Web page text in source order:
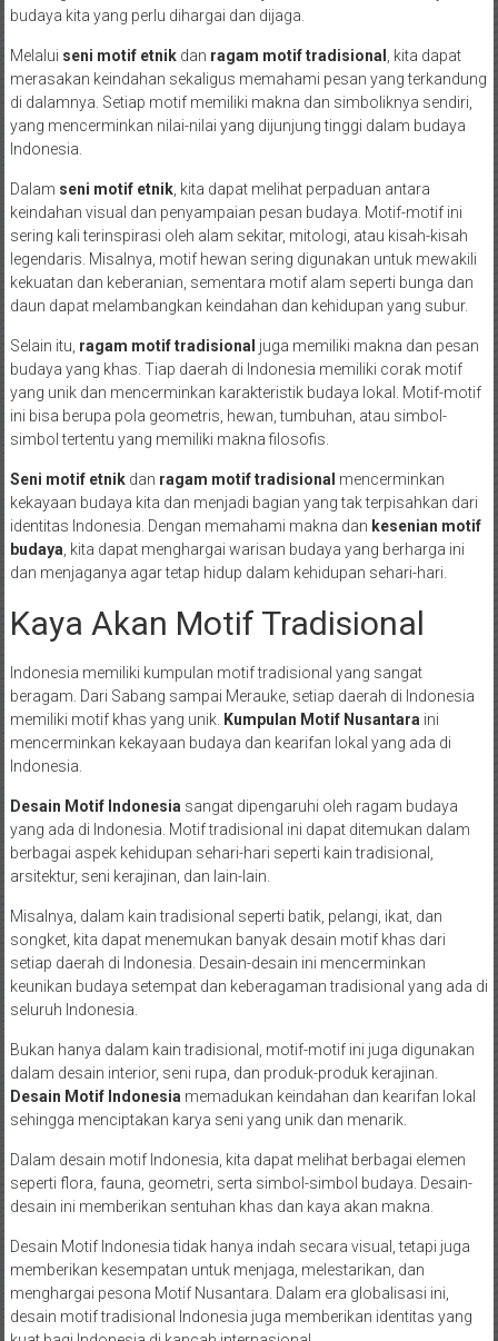
budaya kita yang perlu dihargai dan dijaga.
Melalui seni motif etnikdan ragam motif tradisional
, kita dapat
merasakan keindahan sekaligus memahami pesan yang terkandung
di dalamnya. Setiap motif memiliki makna dan simboliknya sendiri,
yang mencerminkan nilai-nilai yang dijunjung tinggi dalam budaya
Indonesia.
Dalam seni motif etnik, kita dapat melihat perpaduan antara
keindahan visual dan penyampaian pesan budaya. Motif-motif ini
sering kali terinspirasi oleh alam sekitar, mitologi, atau kisah-kisah
legendaris. Misalnya, motif hewan sering digunakan untuk mewakili
kekuatan dan keberanian, sementara motif alam seperti bunga dan
daun dapat melambangkan keindahan dan kehidupan yang subur.
Selain itu, ragam motif tradisional juga memiliki makna dan pesan
budaya yang khas. Tiap daerah di Indonesia memiliki corak motif
yang unik dan mencerminkan karakteristik budaya lokal. Motif-motif
ini bisa berupa pola geometris, hewan, tumbuhan, atau simbol-
simbol tertentu yang memiliki makna filosofis.
Seni motif etnikdan ragam motif tradisional mencerminkan
kekayaan budaya kita dan menjadi bagian yang tak terpisahkan dari
identitas Indonesia. Dengan memahami makna dan kesenian motif
budaya , kita dapat menghargai warisan budaya yang berharga ini
dan menjaganya agar tetap hidup dalam kehidupan sehari-hari.
Kaya Akan Motif Tradisional
Indonesia memiliki kumpulan motif tradisional yang sangat
beragam. Dari Sabang sampai Merauke, setiap daerah di Indonesia
memiliki motif khas yang unik. Kumpulan Motif Nusantara ini
mencerminkan kekayaan budaya dan kearifan lokal yang ada di
Indonesia.
Desain Motif Indonesia sangat dipengaruhi oleh ragam budaya
yang ada di Indonesia. Motif tradisional ini dapat ditemukan dalam
berbagai aspek kehidupan sehari-hari seperti kain tradisional,
arsitektur, seni kerajinan, dan lain-lain.
Misalnya, dalam kain tradisional seperti batik, pelangi, ikat, dan
songket, kita dapat menemukan banyak desain motif khas dari
setiap daerah di Indonesia. Desain-desain ini mencerminkan
keunikan budaya setempat dan keberagaman tradisional yang ada di
seluruh Indonesia.
Bukan hanya dalam kain tradisional, motif-motif ini juga digunakan
dalam desain interior, seni rupa, dan produk-produk kerajinan.
Desain Motif Indonesia memadukan keindahan dan kearifan lokal
sehingga menciptakan karya seni yang unik dan menarik.
Dalam desain motif Indonesia, kita dapat melihat berbagai elemen
seperti flora, fauna, geometri, serta simbol-simbol budaya. Desain-
desain ini memberikan sentuhan khas dan kaya akan makna.
Desain Motif Indonesia tidak hanya indah secara visual, tetapi juga
memberikan kesempatan untuk menjaga, melestarikan, dan
menghargai pesona Motif Nusantara. Dalam era globalisasi ini,
desain motif tradisional Indonesia juga memberikan identitas yang